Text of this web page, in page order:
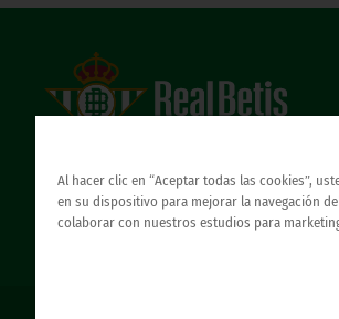
Atención al Bético
Al hacer clic en “Aceptar todas las cookies”,
en su dispositivo para mejorar la navegación
colaborar con nuestros estudios para